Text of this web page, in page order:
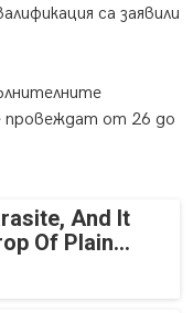
са заявили
провеждат от 26 до
And It
Of Plain...